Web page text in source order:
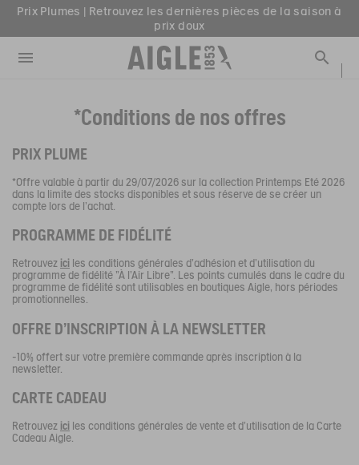
Prix Plumes | Retrouvez les dernières pièces de la saison à
prix doux
Livraison offerte en point relais dès 159€ d'achat & retour
offert sous 30 jours
Prix Plumes | Retrouvez les dernières pièces de la saison à
le menu
RAINPACK WARM
SÉLECTIONS
CATÉGORIES
SÉLECTIONS
PARKAS & VESTES
PRÊT-À-PORTER
BOTTES
CHAUSSURES
ACCESSOIRES HOMME
PRIX PLUMES
SÉLECTIONS
PARKAS & VESTES
PRÊT-À-PORTER
BOTTES
CHAUSSURES
ACCESSOIRES FEMME
PRIX PLUMES
AIGLE X DEYROLLE
COLLAB
BOTTES
SÉLECTIONS
LES ICONIQUES
HOMME
FEMME
PRIX PLUMES
SÉLECTIONS
LES ICONIQUES
HOMME
FEMME
ENFANT
PRIX PLUMES
SÉLECTIONS
SACS
ACCESSOIRES
CHIEN
PRIX PLUMES
FEMME
PAR REMISE
PAR SÉLECTION
PAR TAILLE
savoir-faire
*Conditions de nos offres
PRIX PLUME
*Offre valable à partir du 29/07/2026 sur la collection Printemps Eté 2026
dans la limite des stocks disponibles et sous réserve de se créer un
compte lors de l'achat.
PROGRAMME DE FIDÉLITÉ
Retrouvez ici les conditions générales d’adhésion et d’utilisation du
programme de fidélité "À l'Air Libre". Les points cumulés dans le cadre du
programme de fidélité sont utilisables en boutiques Aigle, hors périodes
promotionnelles.
OFFRE D'INSCRIPTION À LA NEWSLETTER
-10% offert sur votre première commande après inscription à la
newsletter.
CARTE CADEAU
Retrouvez ici les conditions générales de vente et d’utilisation de la Carte
Cadeau Aigle.